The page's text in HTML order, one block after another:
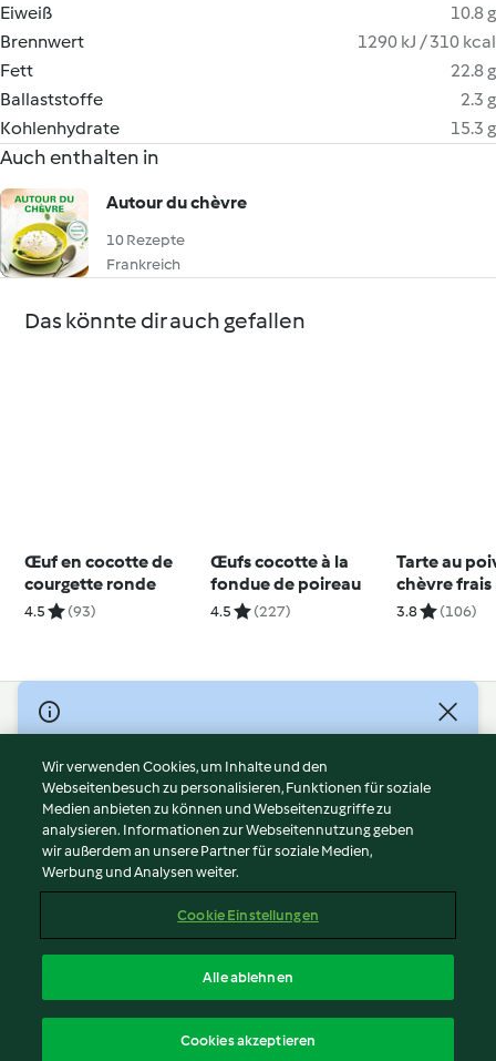
Eiweiß
10.8 g
Brennwert
1290 kJ / 310 kcal
Fett
22.8 g
Ballaststoffe
2.3 g
Kohlenhydrate
15.3 g
Auch enthalten in
Autour du chèvre
10 Rezepte
Frankreich
Das könnte dir auch gefallen
Œuf en cocotte de
courgette ronde
4.5 (93)
Œufs cocotte à la
fondue de poireau
4.5 (227)
Tarte au
chèvre frais
3.8 (106)
© Copyright 2026
Nutzungsbedingungen
Datenschutzrichtlinien
Disclaimer
Impressum
Cookies
Abo kündigen
Erklärung zur Barrierefreiheit
Wir verwenden Cookies, um Inhalte und den
Webseitenbesuch zu personalisieren, Funktionen für soziale
Medien anbieten zu können und Webseitenzugriffe zu
analysieren. Informationen zur Webseitennutzung geben
wir außerdem an unsere Partner für soziale Medien,
Werbung und Analysen weiter.
Cookie Einstellungen
Alle ablehnen
Cookies akzeptieren